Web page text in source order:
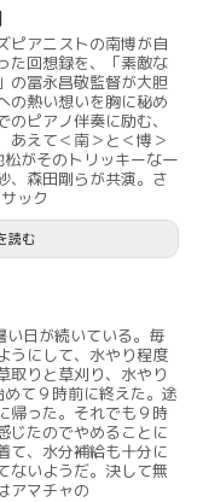
ピアニストの南博が自
た回想録を、「素敵な
の冨永昌敬監督が大胆
の熱い想いを胸に秘め
ピアノ伴奏に励む、
あえて＜南＞と＜博＞
がそのトリッキーな一
、森田剛らが共演。さ
ック
読む
日が続いている。毎
うにして、水やり程度
取りと草刈り、水やり
て９時前に終えた。途
帰った。それでも９時
じたのでやめることに
て、水分補給も十分に
ないようだ。決して無
アマチャの